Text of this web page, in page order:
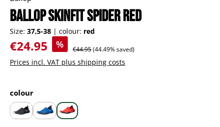
BALLOP Skinfit Spider red
Size: 37,5-38 | colour: red
Sale price:
€24.95 % Regular price:
€44.95(44.49% saved)
Prices incl. VAT plus shipping costs
Select
colour
black blue red